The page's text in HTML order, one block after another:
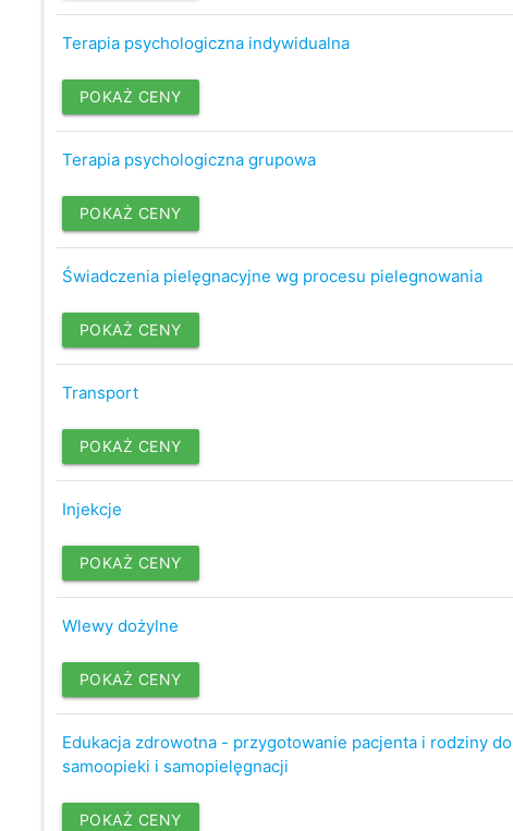
Terapia psychologiczna indywidualna
POKAŻ CENY
Terapia psychologiczna grupowa
POKAŻ CENY
Świadczenia pielęgnacyjne wg procesu pielegnowania
POKAŻ CENY
Transport
POKAŻ CENY
Injekcje
POKAŻ CENY
Wlewy dożylne
POKAŻ CENY
Edukacja zdrowotna - przygotowanie pacjenta i rodziny do
samoopieki i samopielęgnacji
POKAŻ CENY